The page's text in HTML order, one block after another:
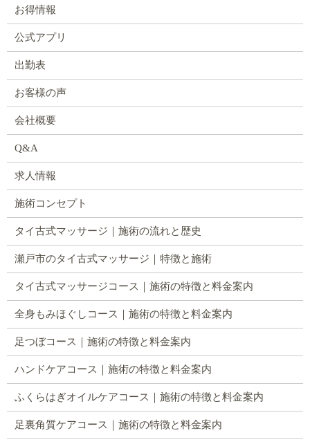
お得情報
公式アプリ
出勤表
お客様の声
会社概要
Q&A
求人情報
施術コンセプト
タイ古式マッサージ｜施術の流れと歴史
瀬戸市のタイ古式マッサージ｜特徴と施術
タイ古式マッサージコース｜施術の特徴と料金案内
全身もみほぐしコース｜施術の特徴と料金案内
足つぼコース｜施術の特徴と料金案内
ハンドケアコース｜施術の特徴と料金案内
ふくらはぎオイルケアコース｜施術の特徴と料金案内
足裏角質ケアコース｜施術の特徴と料金案内